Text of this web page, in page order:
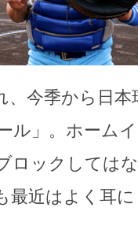
、今季から日
ル」。ホーム
ロックしては
最近はよく耳